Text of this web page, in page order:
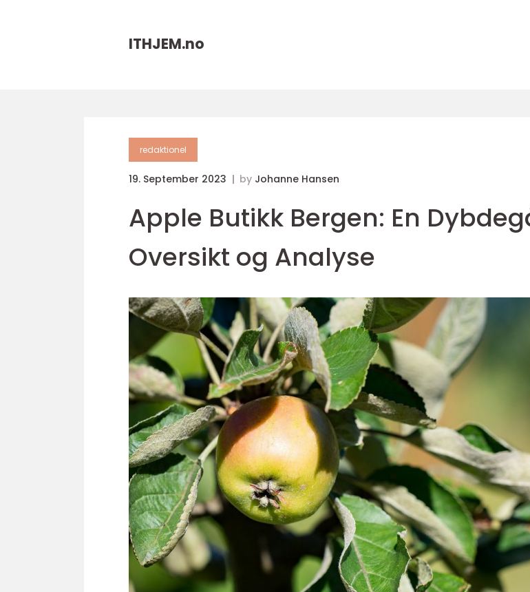
ITHJEM.no
redaktionel
19. September 2023 by Johanne Hansen
Apple Butikk Bergen: En
Oversikt og Analyse